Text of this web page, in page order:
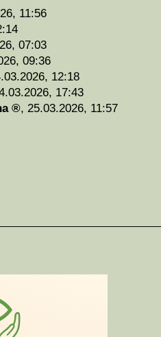
11:56
07:03
09:36
12:18
17:43
, 25.03.2026, 11:57